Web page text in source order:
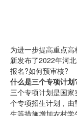
为进一步提高重点
新发布了2022年河
报名?如何预审核?
什么是三个专项计划
三个专项计划是国
个专项招生计划，
生等措施增加农村